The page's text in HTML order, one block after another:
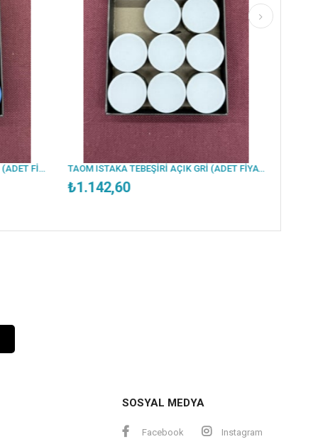
TAOM ISTAKA TEBEŞİRİ AÇIK GRİ (ADET FİYATTIR)
SOSYAL MEDYA
Facebook
Instagram